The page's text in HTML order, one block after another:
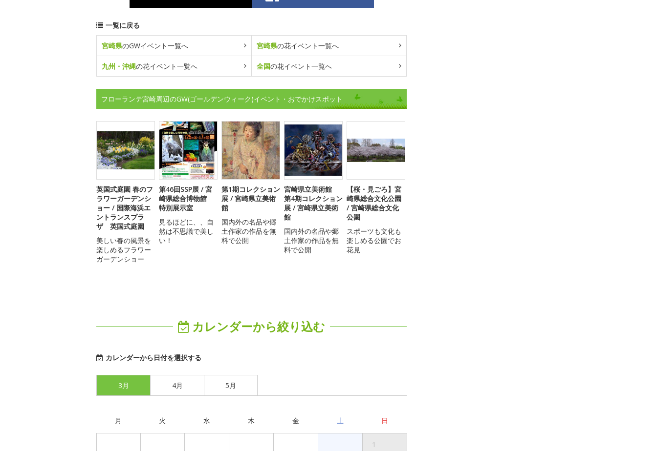
一覧に戻る
宮崎県のGWイベント一覧へ 宮崎県の花イベント一覧へ
九州・沖縄の花イベント一覧へ 全国の花イベント一覧へ
フローランテ宮崎周辺のGW(ゴールデンウィーク)イベント・おでかけスポット
英国式庭園 春のフ
ラワーガーデンシ
ョー / 国際海浜エ
ントランスプラ
ザ 英国式庭園
美しい春の風景を
楽しめるフラワー
ガーデンショー
第46回SSP展 / 宮
崎県総合博物館
特別展示室
見るほどに、、自
然は不思議で美し
い！
第1期コレクション
展 / 宮崎県立美術
館
国内外の名品や郷
土作家の作品を無
料で公開
宮崎県立美術館
第4期コレクション
展 / 宮崎県立美術
館
国内外の名品や郷
土作家の作品を無
料で公開
【桜・見ごろ】宮
崎県総合文化公園
/ 宮崎県総合文化
公園
スポーツも文化も
楽しめる公園でお
花見
カレンダーから絞り込む
カレンダーから日付を選択する
3月 4月 5月
月 火 水 木 金 土 日
1